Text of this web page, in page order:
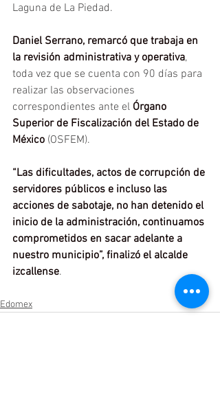
Laguna de La Piedad.
Daniel Serrano, remarcó que trabaja en
la revisión administrativa y operativa,
toda vez que se cuenta con 90 días para
realizar las observaciones
correspondientes ante el Órgano
Superior de Fiscalización del Estado de
México (OSFEM).
“Las dificultades, actos de corrupción de
servidores públicos e incluso las
acciones de sabotaje, no han detenido el
inicio de la administración, continuamos
comprometidos en sacar adelante a
nuestro municipio”, finalizó el alcalde
izcallense.
Edomex